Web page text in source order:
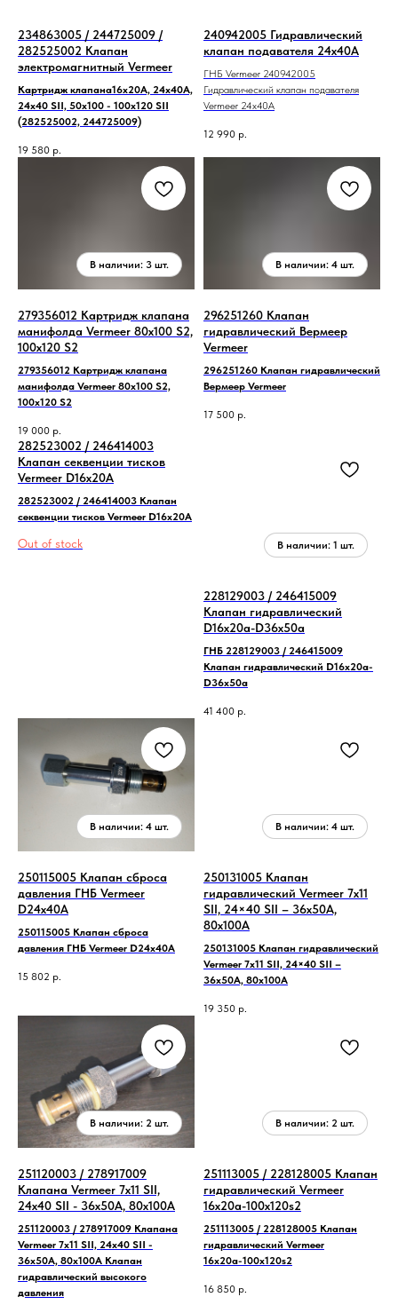
234863005 / 244725009 /
282525002 Клапан
электромагнитный Vermeer
Картридж клапана16х20А, 24х40А,
24х40 SII, 50х100 - 100х120 SII
(282525002, 244725009)
19 580 р.
240942005 Гидравлический
клапан подавателя 24х40А
ГНБ Vermeer 240942005
Гидравлический клапан подавателя
Vermeer 24х40А
12 990 р.
279356012 Картридж клапана
манифолда Vermeer 80x100 S2,
100x120 S2
279356012 Картридж клапана
манифолда Vermeer 80x100 S2,
100x120 S2
19 000 р.
296251260 Клапан
гидравлический Вермеер
Vermeer
296251260 Клапан гидравлический
Вермеер Vermeer
17 500 р.
282523002 / 246414003
Клапан секвенции тисков
Vermeer D16х20А
282523002 / 246414003 Клапан
секвенции тисков Vermeer D16х20А
Out of stock
228129003 / 246415009
Клапан гидравлический
D16х20а-D36х50a
ГНБ 228129003 / 246415009
Клапан гидравлический D16х20а-
D36х50a
41 400 р.
250115005 Клапан сброса
давления ГНБ Vermeer
D24x40A
250115005 Клапан сброса
давления ГНБ Vermeer D24x40A
15 802 р.
250131005 Клапан
гидравлический Vermeer 7х11
SII, 24×40 SII – 36x50A,
80x100A
250131005 Клапан гидравлический
Vermeer 7х11 SII, 24×40 SII –
36x50A, 80x100A
19 350 р.
251120003 / 278917009
Клапана Vermeer 7х11 SII,
24x40 SII - 36x50A, 80x100A
251120003 / 278917009 Клапана
Vermeer 7х11 SII, 24x40 SII -
36x50A, 80x100A Клапан
гидравлический высокого
давления
251113005 / 228128005 Клапан
гидравлический Vermeer
16х20а-100х120s2
251113005 / 228128005 Клапан
гидравлический Vermeer
16х20а-100х120s2
16 850 р.